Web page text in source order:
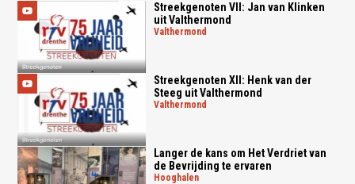
Streekgenoten VII: Jan van Klinken
uit Valthermond
valthermond
Streekgenoten XII: Henk van der
Steeg uit Valthermond
valthermond
Langer de kans om Het Verdriet van
de Bevrijding te ervaren
hooghalen